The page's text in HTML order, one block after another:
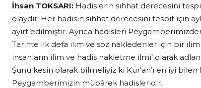
İhsan TOKSARI: Hadislerin sıhhat derecesini
olaydır. Her hadisin sıhhat derecesini tespit için
ayırt edilmiştir. Ayrıca hadisleri
Tarihte ilk defa ilim ve söz nakledenler için bir
insanların ilim ve hadis nakletme ilmi’ olarak
Şunu kesin olarak bilmeliyiz ki Kur’an’ı en iyi
Peygamberimizin mübârek hadisleridir.